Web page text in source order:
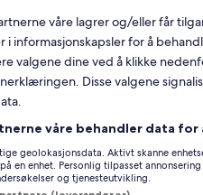
Min to Strip!
Studio Near NYC, EWR,
(7 anmeldelser)
for Boho Queen Studio
9,8
våre lagrer og/eller får
i informasjonskapsler for å
valgene dine ved å klikke
Disse valgene
våre behandler data for
geolokasjonsdata. Aktivt skanne
en enhet. Personlig tilpasset
og tjenesteutvikling.